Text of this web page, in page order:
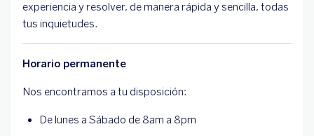
experiencia y resolver, de manera rápida y sencilla, todas
tus inquietudes.
Horario permanente
Nos encontramos a tu disposición:
De lunes a Sábado de 8am a 8pm